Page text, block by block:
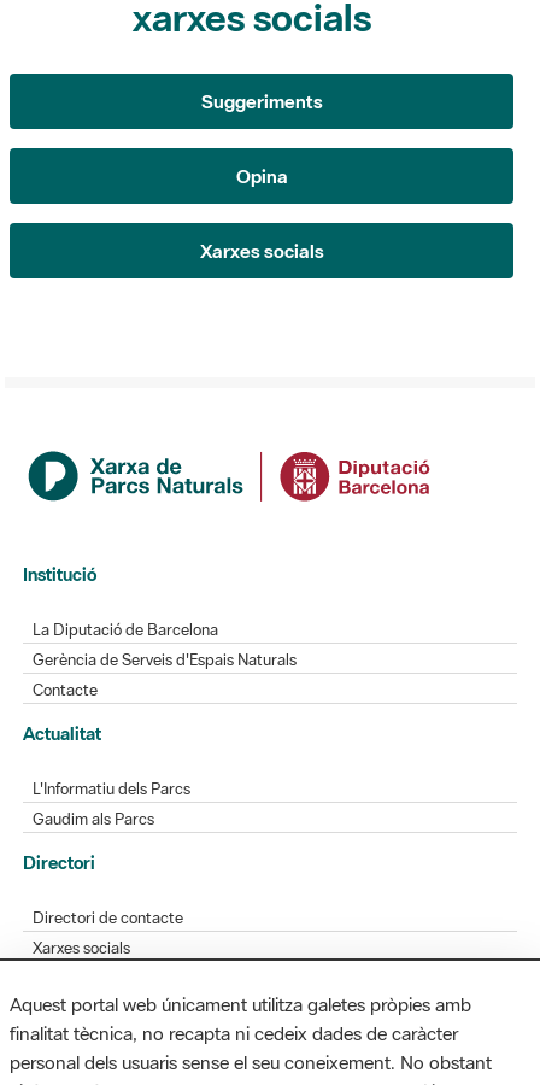
Suggeriments
Opina
Xarxes socials
Institució
Gerència de Serveis d'Espais Naturals
Actualitat
L'Informatiu dels Parcs
Gaudim als Parcs
Directori de contacte
Xarxes socials
Bústia de suggeriments
Opineu sobre els parcs
MAPA WEB AVÍS LEGAL ACCESSIBILITAT
Aquest portal web únicament utilitza galetes pròpies amb
finalitat tècnica, no recapta ni cedeix dades de caràcter
personal dels usuaris sense el seu coneixement. No obstant